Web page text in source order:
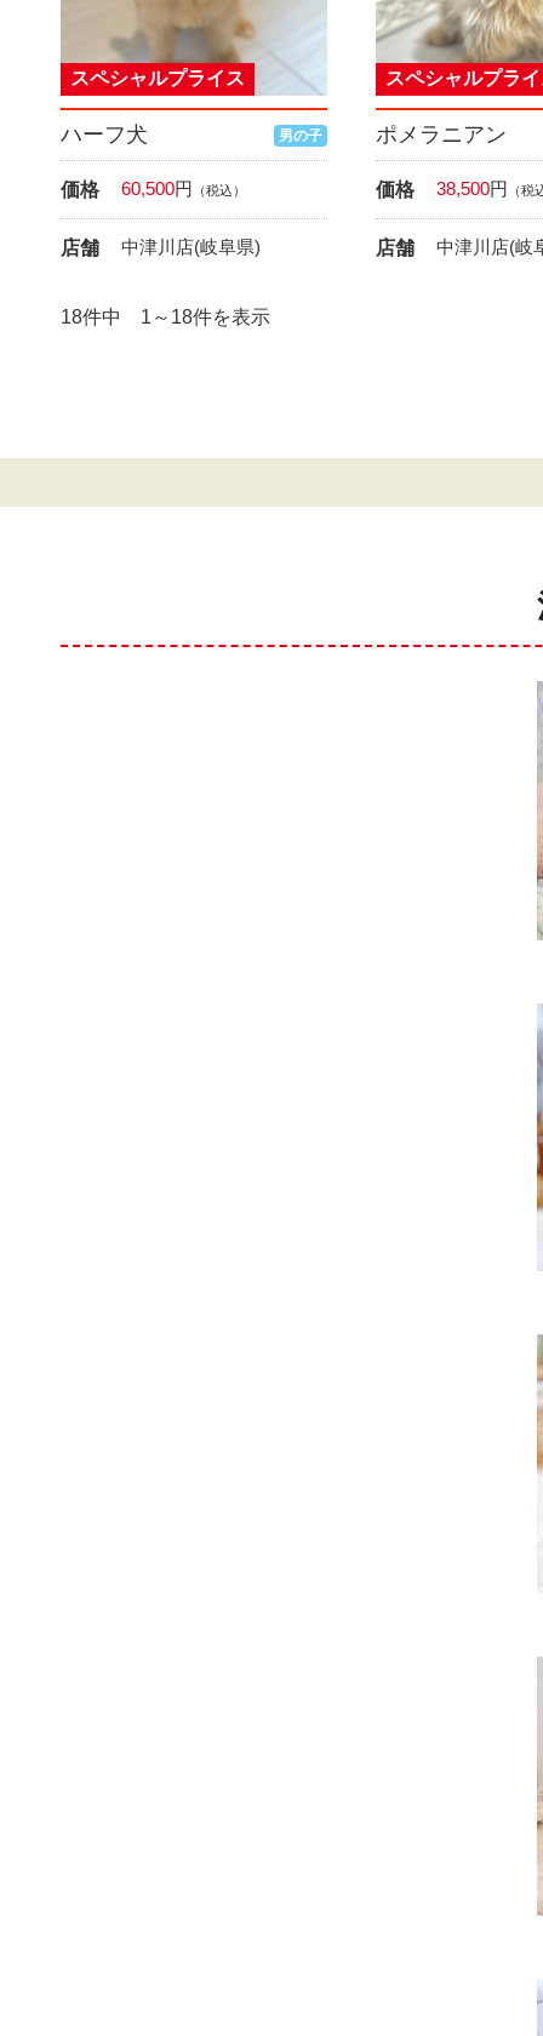
ハーフ犬 男の子
スペシャルプライス
価格 60,500円 （税込）
店舗 中津川店(岐阜県)
ポメラニアン
スペシャルプラ
価格 38,500円 （税
店舗 中津川店(岐
18件中 1～18件を表示